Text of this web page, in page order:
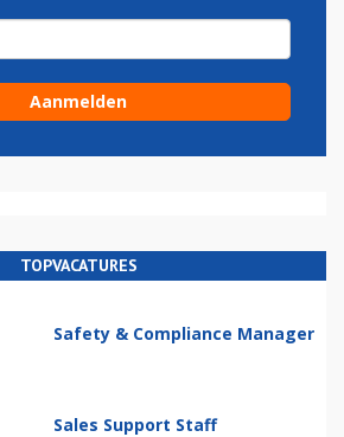
TOPVACATURES
Safety & Compliance Manager
Sales Support Staff